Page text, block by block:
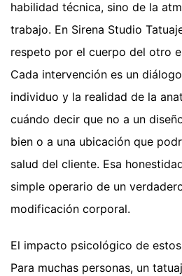
habilidad técnica, sino de la
trabajo. En Sirena Studio
respeto por el cuerpo del otro
Cada intervención es un
individuo y la realidad de la
cuándo decir que no a un
bien o a una ubicación que
salud del cliente. Esa
simple operario de un
modificación corporal.
El impacto psicológico de
Para muchas personas, un